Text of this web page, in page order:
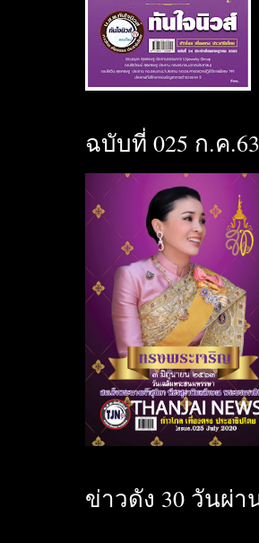
ฉบับที่ 025 ก.ค.63
ข่าวดัง 30 วันผ่า